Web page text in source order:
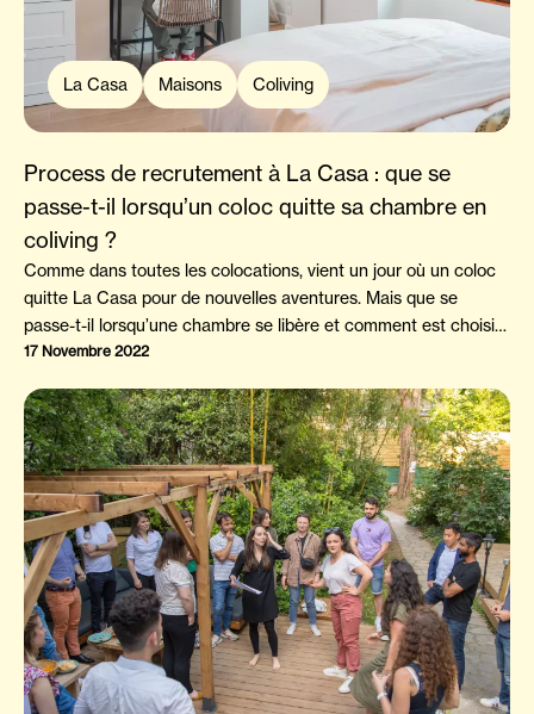
La Casa Maisons Coliving
Process de recrutement à La Casa : que se
passe-t-il lorsqu’un coloc quitte sa chambre en
coliving ?
Comme dans toutes les colocations, vient un jour où un coloc
quitte La Casa pour de nouvelles aventures. Mais que se
passe-t-il lorsqu’une chambre se libère et comment est choisi
le futur nouveau coloc ? Pour savoir comment ça se passe
17 Novembre 2022